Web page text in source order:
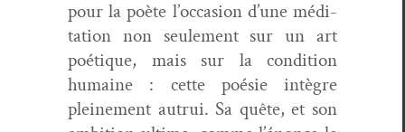
pour la poète l’occasion d’une médi­
ta­tion non seule­ment sur un art
poé­tique, mais sur la con­di­tion
humaine : cette poésie intè­gre
pleine­ment autrui. Sa quête, et son